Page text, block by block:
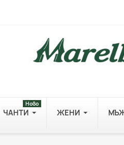
ЧАНТИ
Ново
ЖЕНИ